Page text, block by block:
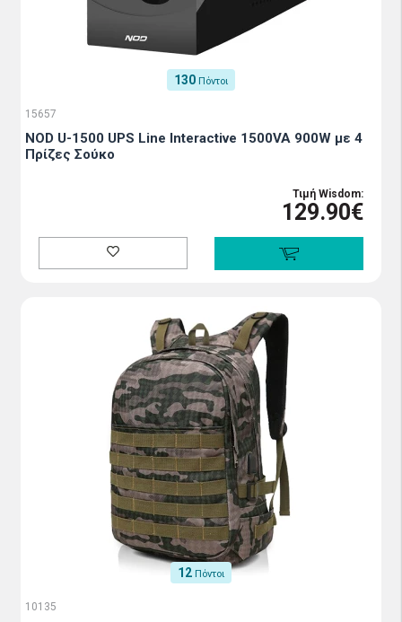
130 Πόντοι
15657
NOD U-1500 UPS Line Interactive 1500VA 900W με 4
Πρίζες Σούκο
Τιμή Wisdom:
129.90€
12 Πόντοι
10135